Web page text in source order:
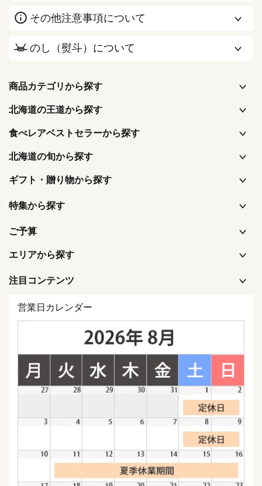
その他注意事項について
のし（熨斗）について
商品カテゴリから探す
北海道の王道から探す
食べレアベストセラーから探す
北海道の旬から探す
ギフト・贈り物から探す
特集から探す
ご予算
エリアから探す
注目コンテンツ
営業日カレンダー